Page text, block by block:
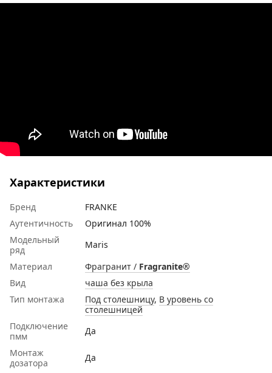
Характеристики
Бренд
FRANKE
Аутентичность
Оригинал 100%
Модельный
ряд
Maris
Материал
Фрагранит / Fragranite®
Вид
чаша без крыла
Тип монтажа
Под столешницу, В уровень со
столешницей
Подключение
пмм
Да
Монтаж
дозатора
Да